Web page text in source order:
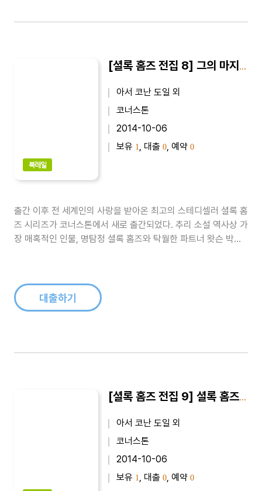
북레일
[셜록 홈즈 전집 8] 그의 마지막 인사
아서 코난 도일 외
코너스톤
2014-10-06
보유 1, 대출 0, 예약 0
출간 이후 전 세계인의 사랑을 받아온 최고의 스테디셀러 셜록 홈
즈 시리즈가 코너스톤에서 새로 출간되었다. 추리 소설 역사상 가
장 매혹적인 인물, 명탐정 셜록 홈즈와 탁월한 파트너 왓슨 박사
를 압도한다.《그의 마지막 인사》는 명탐정 셜록 홈즈와 그의 긴
밀한 파트너 왓..
대출하기
[셜록 홈즈 전집 9] 셜록 홈즈의 사건집
아서 코난 도일 외
코너스톤
2014-10-06
보유 1, 대출 0, 예약 0